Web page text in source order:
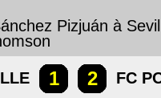
Pizjuán à
1 2
FC